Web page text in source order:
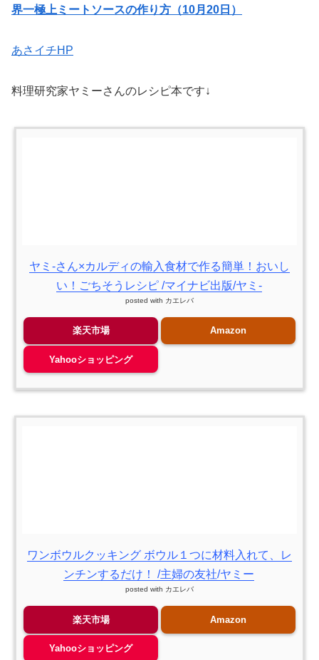
界一極上ミートソースの作り方（10月20日）
あさイチHP
料理研究家ヤミーさんのレシピ本です↓
ヤミ-さん×カルディの輸入食材で作る簡単！おいし
い！ごちそうレシピ /マイナビ出版/ヤミ-
posted with カエレバ
楽天市場 Amazon
Yahooショッピング
ワンボウルクッキング ボウル１つに材料入れて、レ
ンチンするだけ！ /主婦の友社/ヤミー
posted with カエレバ
楽天市場 Amazon
Yahooショッピング